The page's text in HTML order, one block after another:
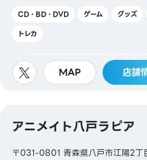
CD・BD・DVD ゲーム グッズ
トレカ
MAP 店舗
アニメイト八戸ラピア
〒031-0801 青森県八戸市江陽2